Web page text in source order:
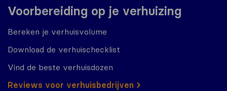
Voorbereiding op je verhuizing
Bereken je verhuisvolume
Download de verhuischecklist
Vind de beste verhuisdozen
Reviews voor verhuisbedrijven